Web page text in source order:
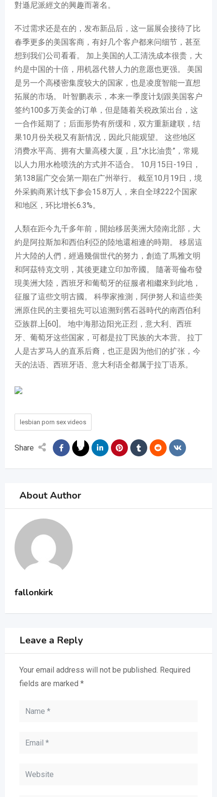
對遜尼派經文的興趣而著名。
不过需求还是在的，发布新品后，这一届展会接待了比
春季更多的美国客商，有好几个客户都来问细节，甚至
想到我们公司看看。 加上美国的人工清洗成本很贵，大
约是中国的十倍，用机器代替人力的意愿也更强。 美国
是另一个高楼密集度较大的国家，也是凌度智能一直想
拓展的市场。 叶智鹏表示，本来一季度计划跟美国客户
签约100多万美金的订单，但是随着关税政策出台，这
一合作延期了；后面形势有所缓和，双方重新建联，结
果10月份关税又有新情况，因此只能观望。 这些地区
消费水平高、拥有大量高楼大厦，且”水比油贵”，常规
以人力用水枪喷洗的方式并不适合。 10月15日-19日，
第138届广交会第一期在广州举行。 截至10月19日，境
外采购商累计线下参会15.8万人，来自全球222个国家
和地区，环比增长6.3%。
人類在距今九千多年前，開始移居美洲大陸南北部，大
約是阿拉斯加和西伯利亞的陸地還相連的時期。 移居這
片大陸的人們，經過幾個世代的努力，創造了馬雅文明
和阿茲特克文明，其後更建立印加帝國。 隨著哥倫布發
現美洲大陸，西班牙和葡萄牙的征服者相繼來到此地，
征服了這些文明古國。 科學家推測，阿伊努人和這些美
洲原住民的主要祖先可以追溯到舊石器時代的南西伯利
亞族群上[60]。 地中海那边阳光正烈，意大利、西班
牙、葡萄牙这些国家，可都是拉丁民族的大本营。 拉丁
人是古罗马人的直系后裔，也正是因为他们的扩张，今
天的法语、西班牙语、意大利语全都属于拉丁语系。
lesbian porn sex videos
Share
About Author
fallonkirk
Leave a Reply
Your email address will not be published. Required
fields are marked *